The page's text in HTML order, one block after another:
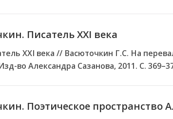
Писатель XXI века
XXI века // Васюточкин Г.С. На
во Александра Сазанова, 2011. С.
Поэтическое